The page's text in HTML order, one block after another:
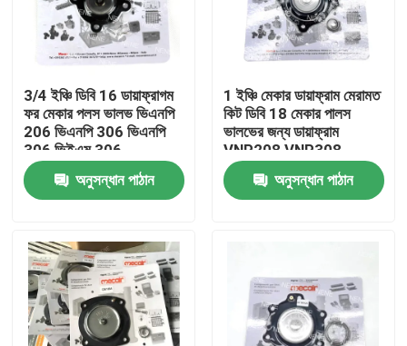
বাড়ি
পণ্য
3/4 ইঞ্চি ডিবি 16 ডায়াফ্রাগম
ফর মেকার পলস ভালভ ভিএনপি
206 ভিএনপি 306 ভিএনপি
306 ভিইএম 306
অনুসন্ধান পাঠান
1 ইঞ্চি মেকার ডায়াফ্রাম মেরামত
কিট ডিবি 18 মেকার পালস
ভালভের জন্য ডায়াফ্রাম
VNP208 VNP308
VEM208 VEM308
VNP408 VEM408
অনুসন্ধান পাঠান